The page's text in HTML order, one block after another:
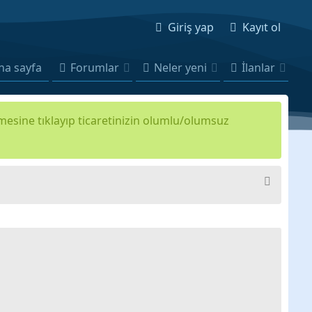
Giriş yap Kayıt ol
sayfa Forumlar Neler yeni İlanlar
tıklayıp ticaretinizin olumlu/olumsuz